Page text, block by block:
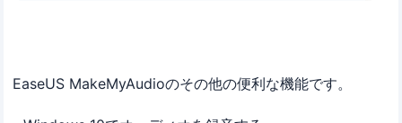
EaseUS MakeMyAudioのその他の便利な機能です。